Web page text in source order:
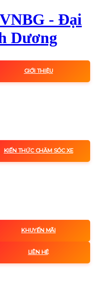
GIỚI THIỆU
KIẾN THỨC CHĂM SÓC XE
KHUYẾN MÃI
LIÊN HỆ